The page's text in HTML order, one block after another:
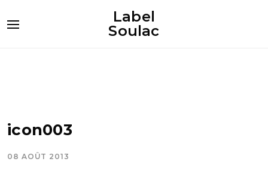
Label
Soulac
icon003
08 AOÛT 2013